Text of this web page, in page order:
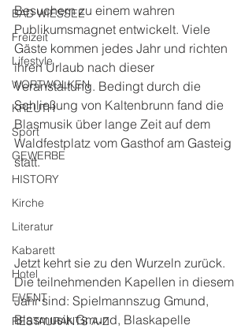
BAD WIESSEE
Freizeit
Lifestyle
WORTWOLKEN
KREUTH
Sport
GEWERBE
HISTORY
Kirche
Literatur
Kabarett
Hotel
EVENT
RESTAURANTS A-Z
Besuchern zu einem wahren
Publikumsmagnet entwickelt. Viele
Gäste kommen jedes Jahr und richten
ihren Urlaub nach dieser
Veranstaltung. Bedingt durch die
Schließung von Kaltenbrunn fand die
Blasmusik über lange Zeit auf dem
Waldfestplatz vom Gasthof am Gasteig
statt.
Jetzt kehrt sie zu den Wurzeln zurück.
Die teilnehmenden Kapellen in diesem
Jahr sind: Spielmannszug Gmund,
Blasmusik Gmund, Blaskapelle